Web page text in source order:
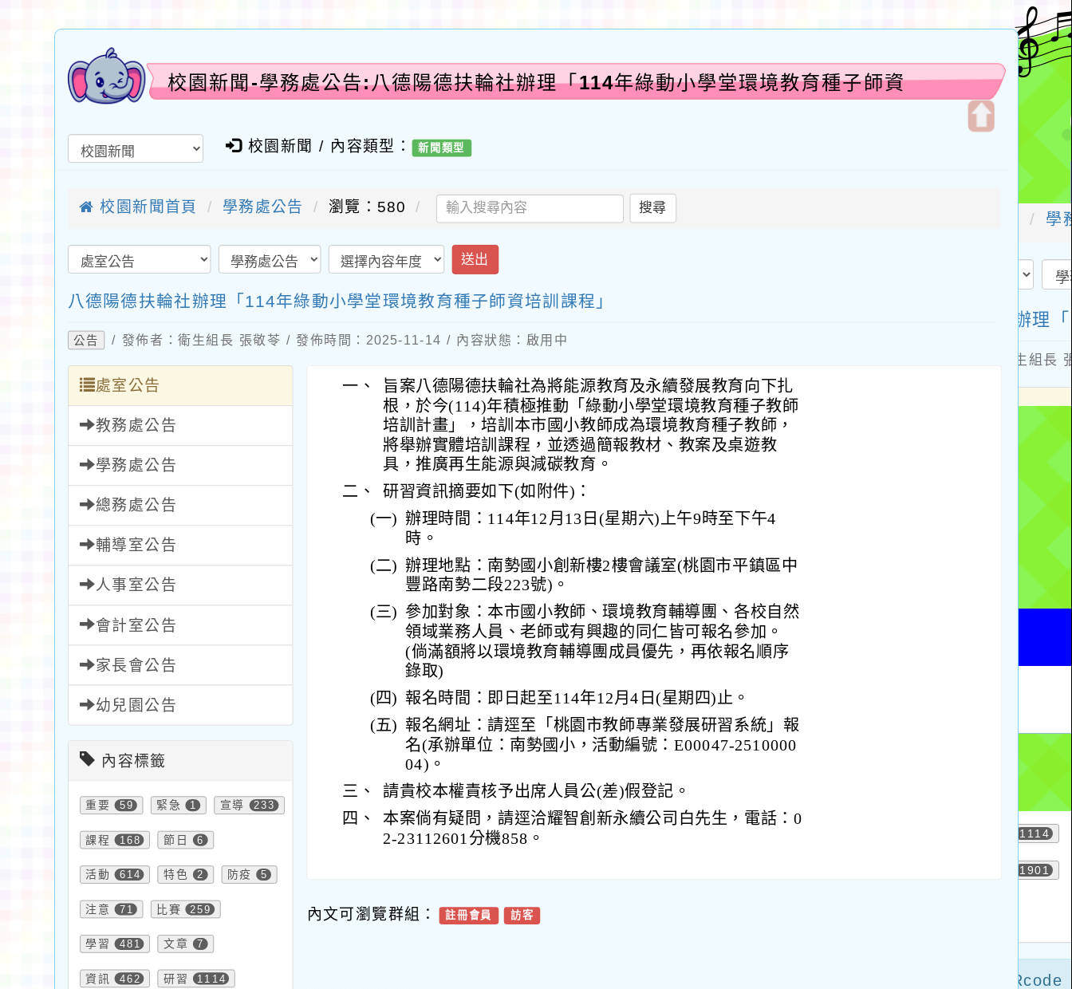
校園新聞-學務處公告:八德陽德扶輪社辦理「114年綠動小學堂環境教育種子師資
校園新聞 / 內容類型： 新聞類型
校園新聞首頁 學務處公告 瀏覽：580 搜尋
送出
八德陽德扶輪社辦理「114年綠動小學堂環境教育種子師資培訓課程」
公告 / 發佈者：衛生組長 張敬苓 / 發佈時間：2025-11-14 / 內容狀態：啟用中
處室公告
教務處公告
學務處公告
總務處公告
輔導室公告
人事室公告
會計室公告
家長會公告
幼兒園公告
內容標籤
重要 59 緊急 1 宣導 233
課程 168 節日 6
活動 614 特色 2 防疫 5
注意 71 比賽 259
學習 481 文章 7
資訊 462 研習 1114
一、
旨案八德陽德扶輪社為將能源教育及永續發展教育向下扎
根，於今(114)年積極推動「綠動小學堂環境教育種子教師
培訓計畫」，培訓本市國小教師成為環境教育種子教師，
將舉辦實體培訓課程，並透過簡報教材、教案及桌遊教
具，推廣再生能源與減碳教育。
二、
研習資訊摘要如下(如附件)：
(一) 辦理時間：114年12月13日(星期六)上午9時至下午4
時。
(二) 辦理地點：南勢國小創新樓2樓會議室(桃園市平鎮區中
豐路南勢二段223號)。
(三) 參加對象：本市國小教師、環境教育輔導團、各校自然
領域業務人員、老師或有興趣的同仁皆可報名參加。
(倘滿額將以環境教育輔導團成員優先，再依報名順序
錄取)
(四) 報名時間：即日起至114年12月4日(星期四)止。
(五) 報名網址：請逕至「桃園市教師專業發展研習系統」報
名(承辦單位：南勢國小，活動編號：E00047-2510000
04)。
三、
請貴校本權責核予出席人員公(差)假登記。
四、 本案倘有疑問，請逕洽耀智創新永續公司白先生，電話：0
2-23112601分機858。
內文可瀏覽群組： 註冊會員 訪客